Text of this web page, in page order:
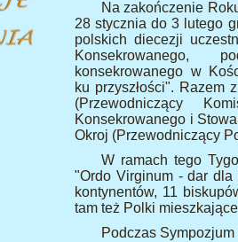
Na zakończenie
28 stycznia do 3 lutego
polskich diecezji
Konsekrowanego,
konsekrowanego w
ku przyszłości". Razem
(Przewodniczący
Konsekrowanego i
Okroj (Przewodniczący
W ramach tego
"Ordo Virginum - dar dla
kontynentów, 11
tam też Polki
Podczas